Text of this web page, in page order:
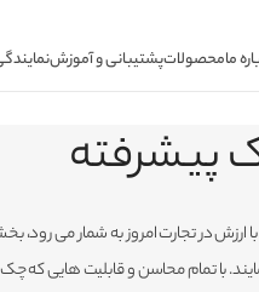
مامحصولاتپشتیبانی و آموزش
پیشرفته
ارزش در تجارت امروز به شمار می
با تمام محاسن و قابلیت